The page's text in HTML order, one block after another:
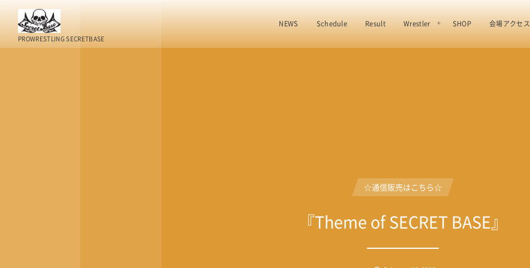
PROWRESTLING SECRETBASE
NEWS Schedule Result Wrestler SHOP 会場アクセス
☆通信販売はこちら☆
『Theme of SECRET BASE』